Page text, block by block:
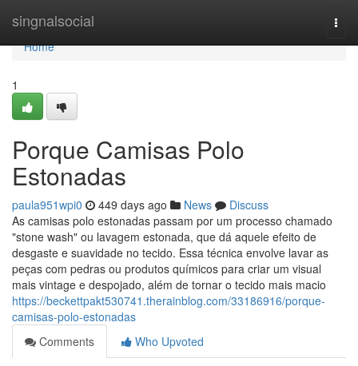
singnalsocial
Home
Home
1
Porque Camisas Polo
Estonadas
paula951wpi0 449 days ago News
Discuss
As camisas polo estonadas passam por um processo chamado
"stone wash" ou lavagem estonada, que dá aquele efeito de
desgaste e suavidade no tecido. Essa técnica envolve lavar as
peças com pedras ou produtos químicos para criar um visual
mais vintage e despojado, além de tornar o tecido mais macio
https://beckettpakt530741.therainblog.com/33186916/porque-
camisas-polo-estonadas
Comments
Who Upvoted